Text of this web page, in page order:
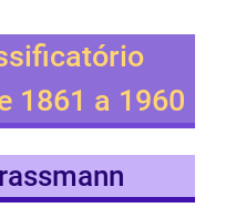
1861 a 1960